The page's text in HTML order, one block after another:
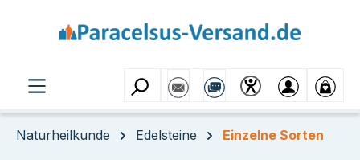
Naturheilkunde Edelsteine Einzelne Sorten